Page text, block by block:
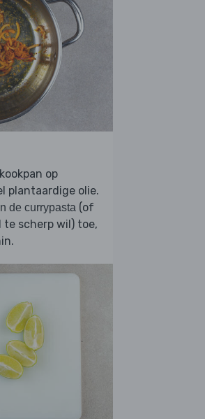
op
plantaardige olie.
de currypasta (of
te scherp wil) toe,